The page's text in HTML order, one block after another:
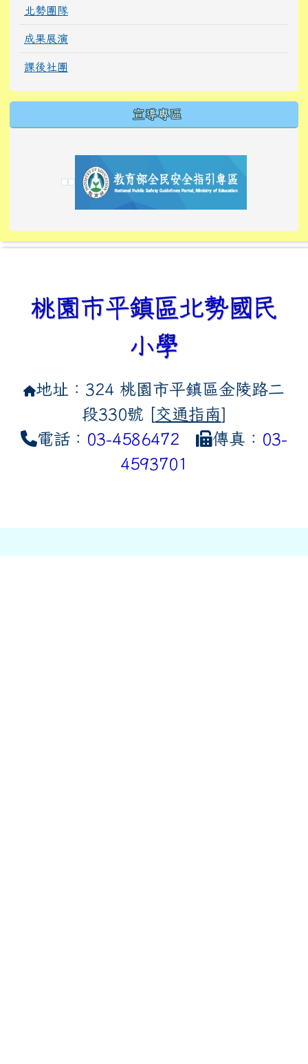
北勢團隊
成果展演
課後社團
宣導專區
link to https://
link to https://10000.gov.tw/
link to https://
link to https://10000.gov.tw/
link to https://
link to https://
link to https://i.win.org.tw/
link to https://
link to https://
link to https://
link to https://
桃園市平鎮區北勢國民
小學
地址：324 桃園市平鎮區金陵路二
段330號 [交通指南]
電話： 03-4586472 傳真： 03-
4593701